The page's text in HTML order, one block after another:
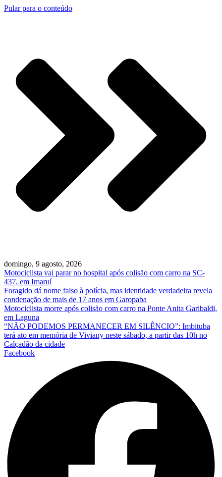
Pular para o conteúdo
domingo, 9 agosto, 2026
Motociclista vai parar no hospital após colisão com carro na SC-
437, em Imaruí
Foragido dá nome falso à polícia, mas identidade verdadeira revela
condenação de mais de 17 anos em Garopaba
Motociclista morre após colisão com carro na Ponte Anita Garibaldi,
em Laguna
“NÃO PODEMOS PERMANECER EM SILÊNCIO”: Imbituba
terá ato em memória de Viviany neste sábado, a partir das 10h no
Calçadão da cidade
Facebook